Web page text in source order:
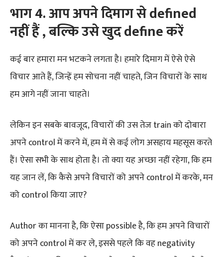
भाग4.आपअपनेदिमागसेdefined
नहींहैं,बल्किउसेखुदdefineकरें
कई बार हमारा मन भटकने लगता है। हमारे दिमाग में ऐसे ऐसे
विचार आते हैं, जिन्हें हम सोचना नहीं चाहते, जिन विचारों के साथ
हम आगे नहीं जाना चाहते।
लेकिन इन सबके बावजूद, विचारों की उस तेज train को दोबारा
अपने control में करने में, हम में से कई लोग असहाय महसूस करते
हैं। ऐसा सभी के साथ होता है। तो क्या यह अच्छा नहीं रहेगा, कि हम
यह जान लें, कि कैसे अपने विचारों को अपने control में करके, मन
को control किया जाए?
Author का मानना है, कि ऐसा possible है, कि हम अपने विचारों
को अपने control में कर ले, इससे पहले कि वह negativity